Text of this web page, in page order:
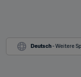
Deutsch - Weitere